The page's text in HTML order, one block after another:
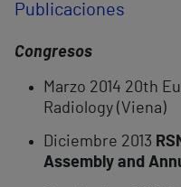
Publicaciones
Congresos
Marzo 2014 20th
Radiology (Viena)
Diciembre 2013
Assembly and